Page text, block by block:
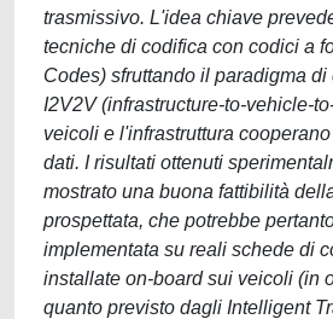
trasmissivo. L'idea chiave
tecniche di codifica con codici a
Codes) sfruttando il paradigma
I2V2V (infrastructure-to-vehicle-
veicoli e l'infrastruttura
dati. I risultati ottenuti
mostrato una buona fattibilità
prospettata, che potrebbe
implementata su reali schede di
installate on-board sui veicoli (in
quanto previsto dagli Intelligent